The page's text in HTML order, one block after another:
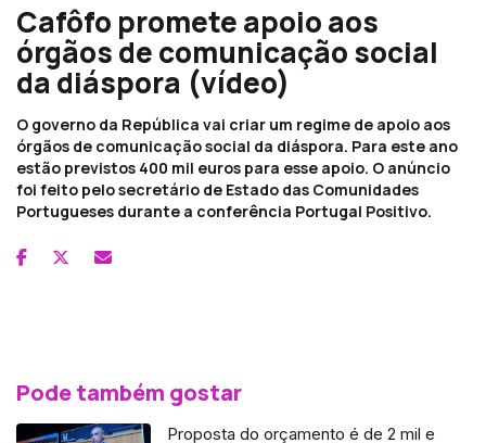
Cafôfo promete apoio aos
órgãos de comunicação social
da diáspora (vídeo)
O governo da República vai criar um regime de apoio aos
órgãos de comunicação social da diáspora. Para este ano
estão previstos 400 mil euros para esse apoio. O anúncio
foi feito pelo secretário de Estado das Comunidades
Portugueses durante a conferência Portugal Positivo.
Pode também gostar
Proposta do orçamento é de 2 mil e